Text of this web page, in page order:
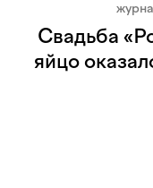
Свадьба
яйцо